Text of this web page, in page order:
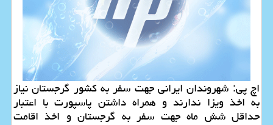
اچ پی: شهروندان ایرانی جهت سفر به كشور گرجستان نیاز
به اخذ ویزا ندارند و همراه داشتن پاسپورت با اعتبار
حداقل شش ماه جهت سفر به گرجستان و اخذ اقامت